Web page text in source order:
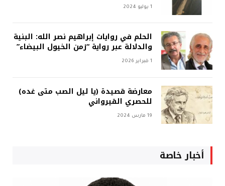
1 يوليو 2024
الحلم في روايات إبراهيم نصر الله: البنية
والدلالة عبر رواية “زمن الخيول البيضاء”
1 فبراير 2026
معارضة قصيدة (يا ليل الصب متى غده)
للحصري القيرواني
19 مارس 2024
أخبار خاصة